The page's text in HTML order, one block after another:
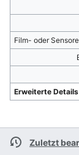
Film- oder
Erweiterte
Zuletzt